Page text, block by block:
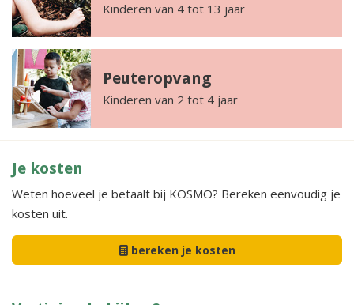
Kinderen van 4 tot 13 jaar
Peuteropvang
Kinderen van 2 tot 4 jaar
Je kosten
Weten hoeveel je betaalt bij KOSMO? Bereken eenvoudig je
kosten uit.
bereken je kosten